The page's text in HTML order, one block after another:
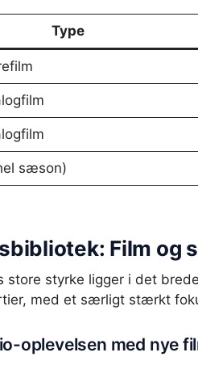
Type
sæson)
Film og
store styrke ligger i det
med et særligt stærkt
oplevelsen med nye